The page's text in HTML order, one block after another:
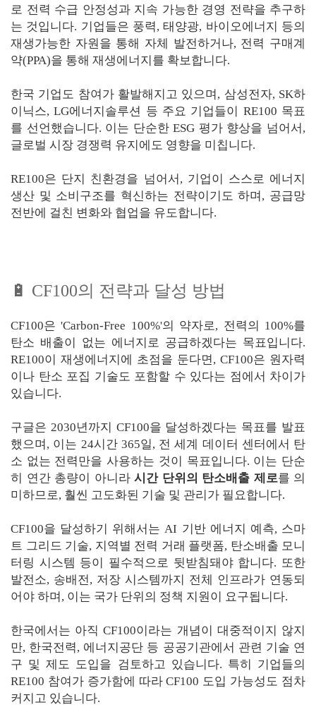
로 전력 수급 안정성과 지속 가능한 경영 전략을 추구하
는 것입니다. 기업들은 풍력, 태양광, 바이오에너지 등의
재생가능한 자원을 통해 자체 발전하거나, 전력 구매계
약(PPA)을 통해 재생에너지를 확보합니다.
한국 기업도 참여가 활발해지고 있으며, 삼성전자, SK하
이닉스, LG에너지솔루션 등 주요 기업들이 RE100 목표
를 선언했습니다. 이는 단순한 ESG 평가 향상을 넘어서,
글로벌 시장 경쟁력 유지에도 영향을 미칩니다.
RE100은 단지 친환경을 넘어서, 기업이 스스로 에너지
생산 및 소비구조를 혁신하는 전략이기도 하며, 공급망
전반에 걸친 변화와 협업을 유도합니다.
🔋 CF100의 전략과 달성 방법
CF100은 'Carbon-Free 100%'의 약자로, 전력의 100%를
탄소 배출이 없는 에너지로 공급하겠다는 목표입니다.
RE100이 재생에너지에 초점을 둔다면, CF100은 원자력
이나 탄소 포집 기술도 포함할 수 있다는 점에서 차이가
있습니다.
구글은 2030년까지 CF100을 달성하겠다는 목표를 발표
했으며, 이는 24시간 365일, 전 세계 데이터 센터에서 탄
소 없는 전력만을 사용하는 것이 목표입니다. 이는 단순
히 연간 총량이 아니라 시간 단위의 탄소배출 제로를 의
미하므로, 훨씬 고도화된 기술 및 관리가 필요합니다.
CF100을 달성하기 위해서는 AI 기반 에너지 예측, 스마
트 그리드 기술, 지역별 전력 거래 플랫폼, 탄소배출 모니
터링 시스템 등이 필수적으로 뒷받침돼야 합니다. 또한
발전소, 송배전, 저장 시스템까지 전체 인프라가 연동되
어야 하며, 이는 국가 단위의 정책 지원이 요구됩니다.
한국에서는 아직 CF100이라는 개념이 대중적이지 않지
만, 한국전력, 에너지공단 등 공공기관에서 관련 기술 연
구 및 제도 도입을 검토하고 있습니다. 특히 기업들의
RE100 참여가 증가함에 따라 CF100 도입 가능성도 점차
커지고 있습니다.